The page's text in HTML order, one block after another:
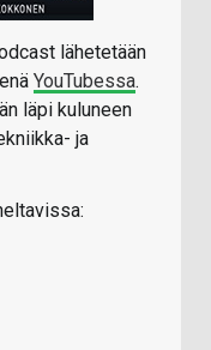
lähetetään
YouTubessa.
läpi kuluneen
ja